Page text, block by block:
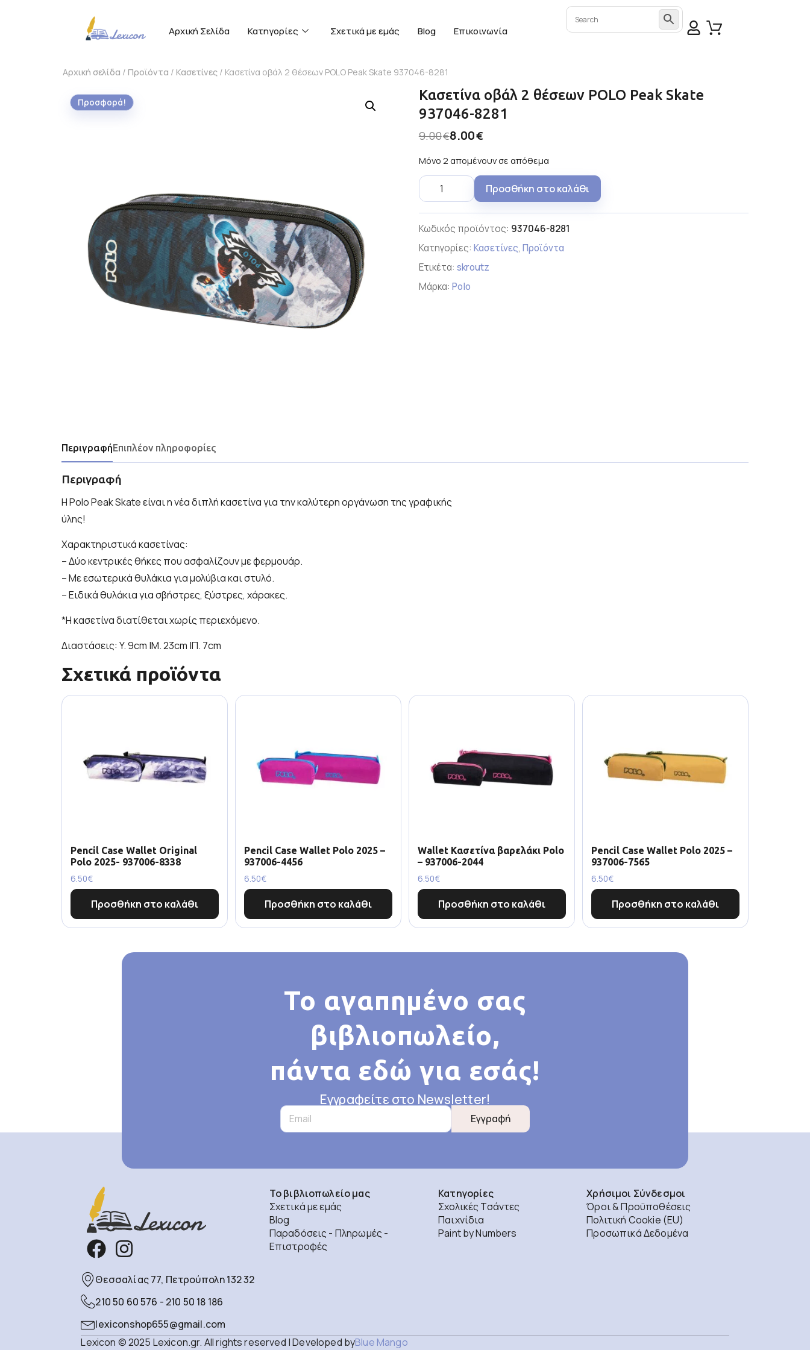
Αρχική Σελίδα Κατηγορίες Σχετικά με εμάς Blog Επικοινωνία
Αρχική σελίδα / Προϊόντα / Κασετίνες / Κασετίνα οβάλ 2 θέσεων POLO Peak Skate 937046-8281
Προσφορά!
Κασετίνα οβάλ 2 θέσεων POLO Peak Skate
937046-8281
9.00€8.00€
Μόνο 2 απομένουν σε απόθεμα
Προσθήκη στο καλάθι
Κωδικός προϊόντος: 937046-8281
Κατηγορίες: Κασετίνες, Προϊόντα
Ετικέτα: skroutz
Μάρκα: Polo
ΠεριγραφήΕπιπλέον πληροφορίες
Περιγραφή
H Polo Peak Skate είναι η νέα διπλή κασετίνα για την καλύτερη οργάνωση της γραφικής
ύλης!
Χαρακτηριστικά κασετίνας:
– Δύο κεντρικές θήκες που ασφαλίζουν με φερμουάρ.
– Με εσωτερικά θυλάκια για μολύβια και στυλό.
– Ειδικά θυλάκια για σβήστρες, ξύστρες, χάρακες.
*Η κασετίνα διατίθεται χωρίς περιεχόμενο.
Διαστάσεις: Y. 9cm |Μ. 23cm |Π. 7cm
Σχετικά προϊόντα
Pencil Case Wallet Original
Polo 2025- 937006-8338
6.50€
Προσθήκη στο καλάθι
Pencil Case Wallet Polo 2025 –
937006-4456
6.50€
Προσθήκη στο καλάθι
Wallet Κασετίνα βαρελάκι Polo
– 937006-2044
6.50€
Προσθήκη στο καλάθι
Pencil Case Wallet Polo 2025 –
937006-7565
6.50€
Προσθήκη στο καλάθι
Το αγαπημένο σας
βιβλιοπωλείο,
πάντα εδώ για εσάς!
Εγγραφείτε στο Newsletter!
Εγγραφή
Θεσσαλίας 77, Πετρούπολη 132 32
210 50 60 576 - 210 50 18 186
lexiconshop655@gmail.com
Το βιβλιοπωλείο μας
Σχετικά με εμάς
Blog
Παραδόσεις - Πληρωμές -
Επιστροφές
Κατηγορίες
Σχολικές Τσάντες
Παιχνίδια
Paint by Numbers
Χρήσιμοι Σύνδεσμοι
Όροι & Προϋποθέσεις
Πολιτική Cookie (EU)
Προσωπικά Δεδομένα
Lexicon © 2025 Lexicon.gr. All rights reserved | Developed byBlue Mango